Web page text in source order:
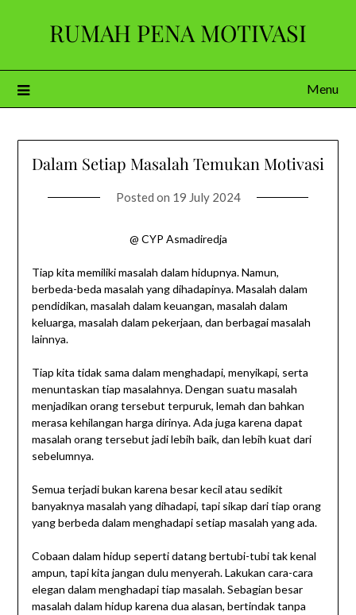
RUMAH PENA MOTIVASI
Menu
Dalam Setiap Masalah Temukan Motivasi
Posted on 19 July 2024
@ CYP Asmadiredja
Tiap kita memiliki masalah dalam hidupnya. Namun,
berbeda-beda masalah yang dihadapinya. Masalah dalam
pendidikan, masalah dalam keuangan, masalah dalam
keluarga, masalah dalam pekerjaan, dan berbagai masalah
lainnya.
Tiap kita tidak sama dalam menghadapi, menyikapi, serta
menuntaskan tiap masalahnya. Dengan suatu masalah
menjadikan orang tersebut terpuruk, lemah dan bahkan
merasa kehilangan harga dirinya. Ada juga karena dapat
masalah orang tersebut jadi lebih baik, dan lebih kuat dari
sebelumnya.
Semua terjadi bukan karena besar kecil atau sedikit
banyaknya masalah yang dihadapi, tapi sikap dari tiap orang
yang berbeda dalam menghadapi setiap masalah yang ada.
Cobaan dalam hidup seperti datang bertubi-tubi tak kenal
ampun, tapi kita jangan dulu menyerah. Lakukan cara-cara
elegan dalam menghadapi tiap masalah. Sebagian besar
masalah dalam hidup karena dua alasan, bertindak tanpa